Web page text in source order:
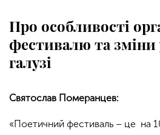
Про особливості
фестивалю та зміни
галузі
Святослав Померанцев:
«Поетичний фестиваль – це на